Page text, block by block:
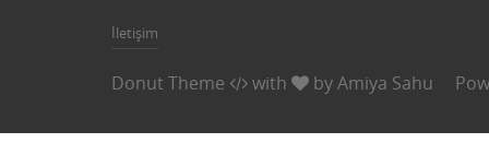
İletişim
Donut Theme with byAmiya Sahu